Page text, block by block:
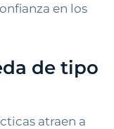
en los
de tipo
atraen a